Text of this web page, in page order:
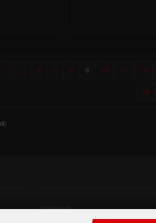
1 ... 6 7 8 9 10 11 12
22
)
Impressum